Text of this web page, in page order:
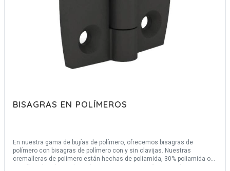
BISAGRAS EN POLÍMEROS
En nuestra gama de bujías de polímero, ofrecemos bisagras de
polímero con bisagras de polímero con y sin clavijas. Nuestras
cremalleras de polímero están hechas de poliamida, 30% poliamida o